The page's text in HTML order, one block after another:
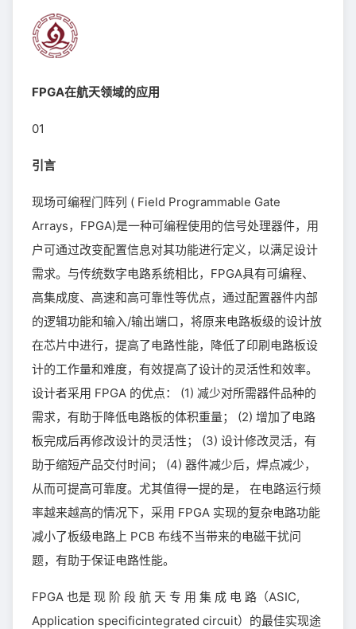
FPGA在航天领域的应用
01
引言
现场可编程门阵列 ( Field Programmable Gate
Arrays，FPGA)是一种可编程使用的信号处理器件，用
户可通过改变配置信息对其功能进行定义，以满足设计
需求。与传统数字电路系统相比，FPGA具有可编程、
高集成度、高速和高可靠性等优点，通过配置器件内部
的逻辑功能和输入/输出端口，将原来电路板级的设计放
在芯片中进行，提高了电路性能，降低了印刷电路板设
计的工作量和难度，有效提高了设计的灵活性和效率。
设计者采用 FPGA 的优点： (1) 减少对所需器件品种的
需求，有助于降低电路板的体积重量； (2) 增加了电路
板完成后再修改设计的灵活性； (3) 设计修改灵活，有
助于缩短产品交付时间； (4) 器件减少后，焊点减少，
从而可提高可靠度。尤其值得一提的是， 在电路运行频
率越来越高的情况下，采用 FPGA 实现的复杂电路功能
减小了板级电路上 PCB 布线不当带来的电磁干扰问
题，有助于保证电路性能。
FPGA 也是 现 阶 段 航 天 专 用 集 成 电 路（ASIC,
Application specificintegrated circuit）的最佳实现途